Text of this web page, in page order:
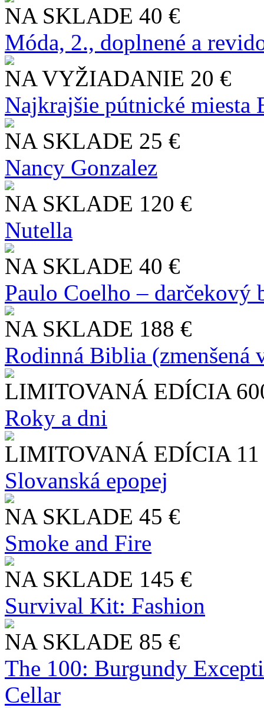
NA SKLADE 40 €
Móda, 2., doplnené a
NA VYŽIADANIE 20 €
Najkrajšie pútnické miesta
NA SKLADE 25 €
Nancy Gonzalez
NA SKLADE 120 €
Nutella
NA SKLADE 40 €
Paulo Coelho – darčekový
NA SKLADE 188 €
Rodinná Biblia (zmenšená
LIMITOVANÁ EDÍCIA
Roky a dni
LIMITOVANÁ EDÍCIA
Slo​vanská epopej
NA SKLADE 45 €
Smoke and Fire
NA SKLADE 145 €
Survival Kit: Fashion
NA SKLADE 85 €
The 100: Burgundy
Cellar